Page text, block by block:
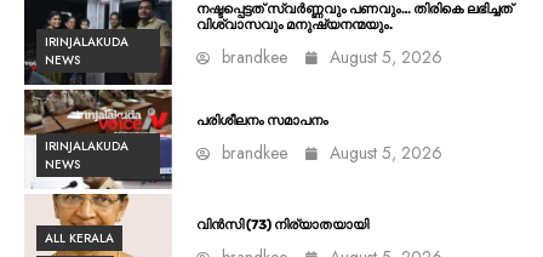
IRINJALAKUDA
NEWS
നഷ്ടപ്പെട്ടത് സ്വർണ്ണവും പണവും… തിരികെ ലഭിച്ചത്
വിശ്വാസവും മനുഷ്യനന്മയും.
brandkee August 5, 2026
IRINJALAKUDA
NEWS
പരിശീലനം സമാപനം
brandkee August 5, 2026
ALL KERALA
വിൻസി (73) നിര്യാതയായി